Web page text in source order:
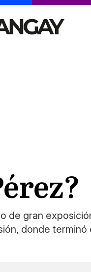
de gran
donde